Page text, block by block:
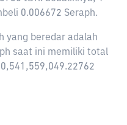
0.006672 Seraph.
yang beredar adalah
saat ini memiliki total